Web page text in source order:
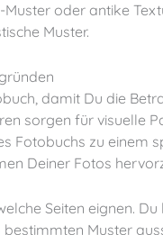
oder antike
Muster.
sorgen für visuelle
Fotobuchs zu einem
Deiner Fotos
Muster